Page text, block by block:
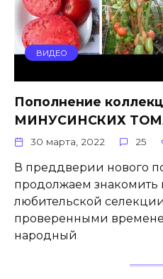
ВИДЕО
Пополнение
МИНУСИНСКИХ
30 марта, 2022 25
В преддверии нового
продолжаем знакомить
любительской
проверенными
народный